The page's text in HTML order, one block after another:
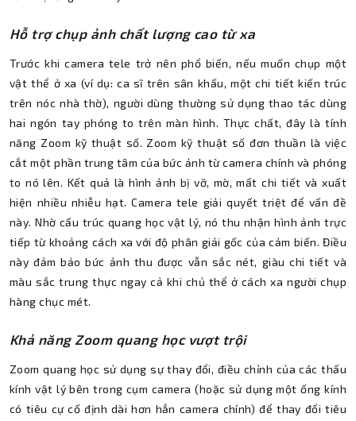
Hỗ trợ chụp ảnh chất lượng cao từ xa
Trước khi camera tele trở nên phổ biến, nếu muốn chụp một
vật thể ở xa (ví dụ: ca sĩ trên sân khấu, một chi tiết kiến trúc
trên nóc nhà thờ), người dùng thường sử dụng thao tác dùng
hai ngón tay phóng to trên màn hình. Thực chất, đây là tính
năng Zoom kỹ thuật số. Zoom kỹ thuật số đơn thuần là việc
cắt một phần trung tâm của bức ảnh từ camera chính và phóng
to nó lên. Kết quả là hình ảnh bị vỡ, mờ, mất chi tiết và xuất
hiện nhiều nhiễu hạt. Camera tele giải quyết triệt để vấn đề
này. Nhờ cấu trúc quang học vật lý, nó thu nhận hình ảnh trực
tiếp từ khoảng cách xa với độ phân giải gốc của cảm biến. Điều
này đảm bảo bức ảnh thu được vẫn sắc nét, giàu chi tiết và
màu sắc trung thực ngay cả khi chủ thể ở cách xa người chụp
hàng chục mét.
Khả năng Zoom quang học vượt trội
Zoom quang học sử dụng sự thay đổi, điều chỉnh của các thấu
kính vật lý bên trong cụm camera (hoặc sử dụng một ống kính
có tiêu cự cố định dài hơn hẳn camera chính) để thay đổi tiêu